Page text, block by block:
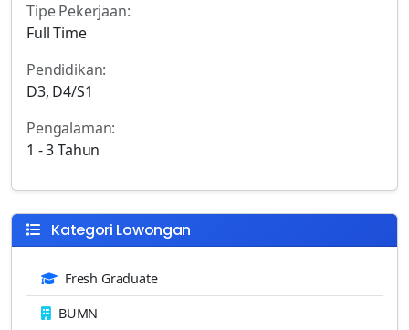
Tipe Pekerjaan:
Full Time
Pendidikan:
D3, D4/S1
Pengalaman:
1 - 3 Tahun
Kategori Lowongan
Fresh Graduate
BUMN